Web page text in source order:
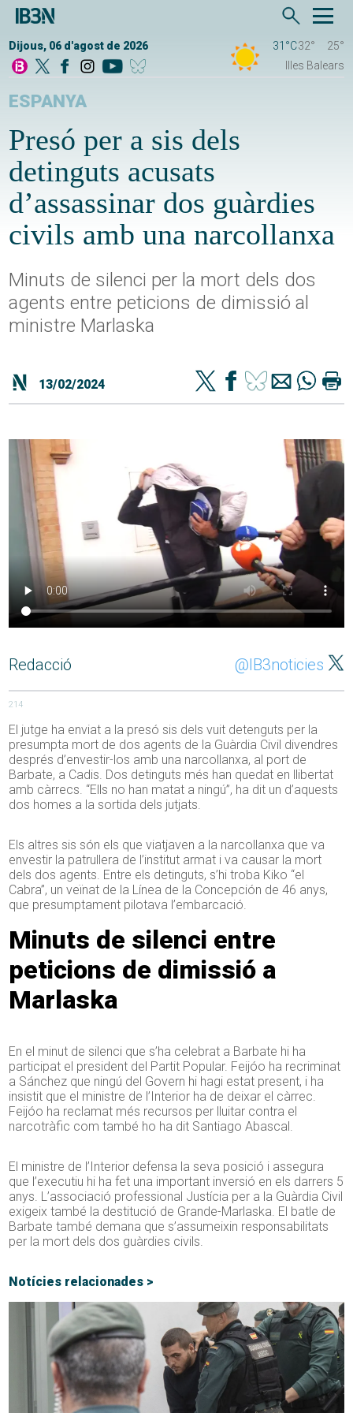
Dijous, 06 d'agost de 2026 31°C32°
25°
Illes Balears
ESPANYA
Presó per a sis dels
detinguts acusats
d’assassinar dos guàrdies
civils amb una narcollanxa
Minuts de silenci per la mort dels dos
agents entre peticions de dimissió al
ministre Marlaska
13/02/2024
Redacció @IB3noticies
214
El jutge ha enviat a la presó sis dels vuit detenguts per la
presumpta mort de dos agents de la Guàrdia Civil divendres
després d’envestir-los amb una narcollanxa, al port de
Barbate, a Cadis. Dos detinguts més han quedat en llibertat
amb càrrecs. “Ells no han matat a ningú”, ha dit un d’aquests
dos homes a la sortida dels jutjats.
Els altres sis són els que viatjaven a la narcollanxa que va
envestir la patrullera de l’institut armat i va causar la mort
dels dos agents. Entre els detinguts, s’hi troba Kiko “el
Cabra”, un veïnat de la Línea de la Concepción de 46 anys,
que presumptament pilotava l’embarcació.
Minuts de silenci entre
peticions de dimissió a
Marlaska
En el minut de silenci que s’ha celebrat a Barbate hi ha
participat el president del Partit Popular. Feijóo ha recriminat
a Sánchez que ningú del Govern hi hagi estat present, i ha
insistit que el ministre de l’Interior ha de deixar el càrrec.
Feijóo ha reclamat més recursos per lluitar contra el
narcotràfic com també ho ha dit Santiago Abascal.
El ministre de l’Interior defensa la seva posició i assegura
que l’executiu hi ha fet una important inversió en els darrers 5
anys. L’associació professional Justícia per a la Guàrdia Civil
exigeix també la destitució de Grande-Marlaska. El batle de
Barbate també demana que s’assumeixin responsabilitats
per la mort dels dos guàrdies civils.
Notícies relacionades >